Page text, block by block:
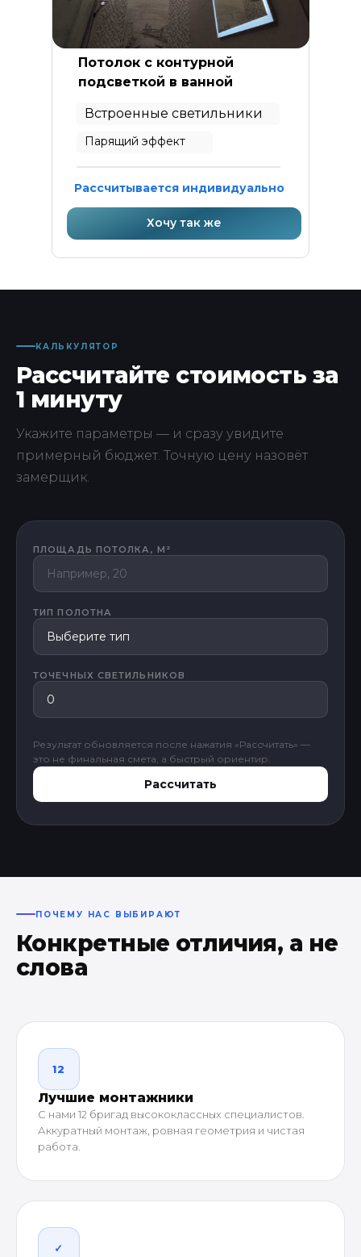
Рассчитывается индивидуально
Потолок с контурной
подсветкой в ванной
Встроенные светильники
Парящий эффект
Хочу так же
КАЛЬКУЛЯТОР
Рассчитайте стоимость за
1 минуту
Укажите параметры — и сразу увидите
примерный бюджет. Точную цену назовёт
замерщик.
ПЛОЩАДЬ ПОТОЛКА, М²
ТИП ПОЛОТНА
ТОЧЕЧНЫХ СВЕТИЛЬНИКОВ
Результат обновляется после нажатия «Рассчитать» —
это не финальная смета, а быстрый ориентир.
Рассчитать
ПОЧЕМУ НАС ВЫБИРАЮТ
Конкретные отличия, а не
слова
12
Лучшие монтажники
С нами 12 бригад высококлассных специалистов.
Аккуратный монтаж, ровная геометрия и чистая
работа.
✓